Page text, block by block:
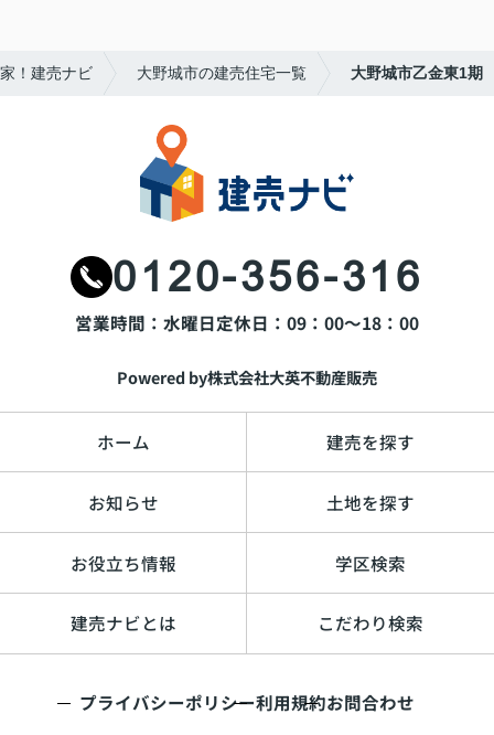
！建売ナビ 大野城市の建売住宅一覧 大野城市乙金東1期
0120-356-316
営業時間：水曜日定休日：09：00～18：00
Powered by株式会社大英不動産販売
ホーム 建売を探す
お知らせ 土地を探す
お役立ち情報 学区検索
建売ナビとは こだわり検索
プライバシーポリシー利用規約お問合わせ